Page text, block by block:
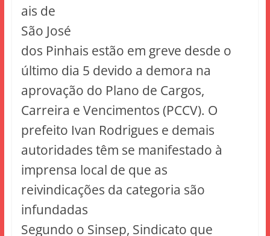
ais de
São José
dos Pinhais estão em greve desde o
último dia 5 devido a demora na
aprovação do Plano de Cargos,
Carreira e Vencimentos (PCCV). O
prefeito Ivan Rodrigues e demais
autoridades têm se manifestado à
imprensa local de que as
reivindicações da categoria são
infundadas
Segundo o Sinsep, Sindicato que